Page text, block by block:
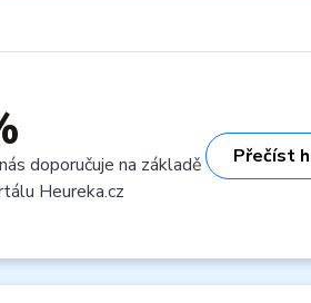
doporučuje na základě
Heureka.cz
Přečíst